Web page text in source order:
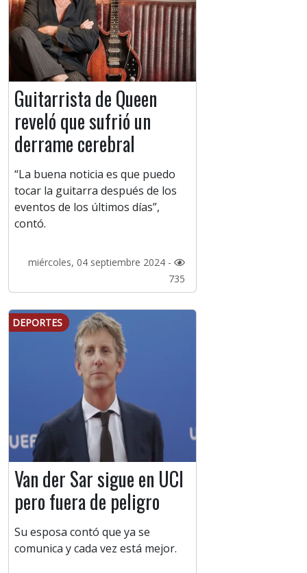
Guitarrista de Queen
reveló que sufrió un
derrame cerebral
“La buena noticia es que puedo
tocar la guitarra después de los
eventos de los últimos días”,
contó.
miércoles, 04 septiembre 2024 -
735
DEPORTES
Van der Sar sigue en UCI
pero fuera de peligro
Su esposa contó que ya se
comunica y cada vez está mejor.